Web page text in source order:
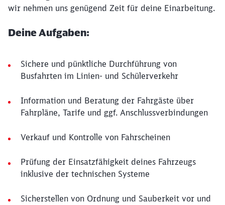
wir nehmen uns genügend Zeit für deine Einarbeitung.
Deine Aufgaben:
Sichere und pünktliche Durchführung von
Busfahrten im Linien- und Schülerverkehr
Information und Beratung der Fahrgäste über
Fahrpläne, Tarife und ggf. Anschlussverbindungen
Verkauf und Kontrolle von Fahrscheinen
Prüfung der Einsatzfähigkeit deines Fahrzeugs
inklusive der technischen Systeme
Sicherstellen von Ordnung und Sauberkeit vor und